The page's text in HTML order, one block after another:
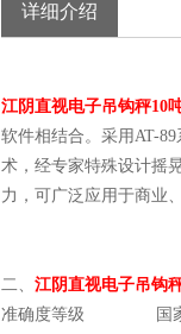
详细介绍
江阴直视电子吊钩秤10
软件相结合。采用AT-
术，经专家特殊设计摇
力，可广泛应用于商业
二、 江阴直视电子吊钩
准确度等级 国家标